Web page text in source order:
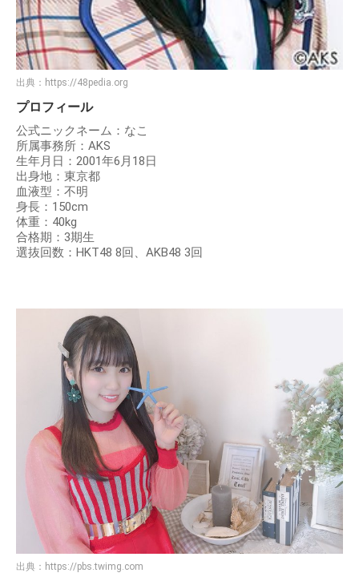
出典： https://48pedia.org
プロフィール
公式ニックネーム：なこ
所属事務所：AKS
生年月日：2001年6月18日
出身地：東京都
血液型：不明
身長：150cm
体重：40kg
合格期：3期生
選抜回数：HKT48 8回、AKB48 3回
出典： https://pbs.twimg.com